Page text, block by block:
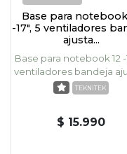
Base para
-17", 5 ventiladores
ajusta...
Base para notebook 12 -
ventiladores bandeja
TEKNITEK
$ 15.990